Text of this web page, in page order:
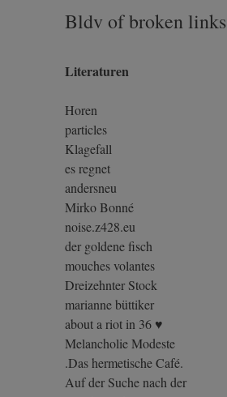
Bldv of broken links
Literaturen
Horen
particles
Klagefall
es regnet
andersneu
Mirko Bonné
noise.z428.eu
der goldene fisch
mouches volantes
Dreizehnter Stock
marianne büttiker
about a riot in 36 ♥
Melancholie Modeste
.Das hermetische Café.
Auf der Suche nach der